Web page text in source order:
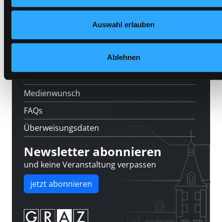
Auswahl erlauben
Ablehnen
Kontakt
Jobs
Medienwunsch
FAQs
Überweisungsdaten
Newsletter abonnieren
und keine Veranstaltung verpassen
jetzt abonnieren